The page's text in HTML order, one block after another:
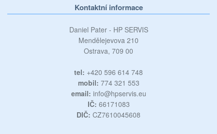
Kontaktní informace
Daniel Pater - HP SERVIS
Mendělejevova 210
Ostrava, 709 00
tel: +420 596 614 748
mobil: 774 321 553
email: info@hpservis.eu
IČ: 66171083
DIČ: CZ7610045608